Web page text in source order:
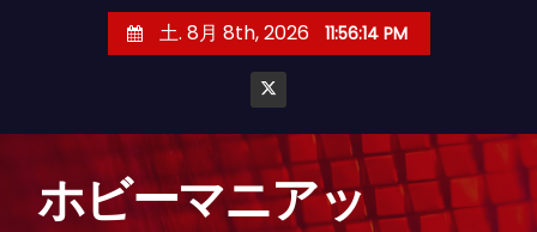
土. 8月 8th, 2026 11:56:15 PM
ホビーマニアッ